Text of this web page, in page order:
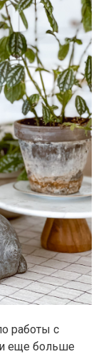
работы с
еще больше